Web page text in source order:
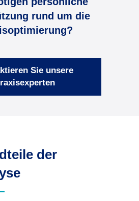
rund um die
Sie unsere
der